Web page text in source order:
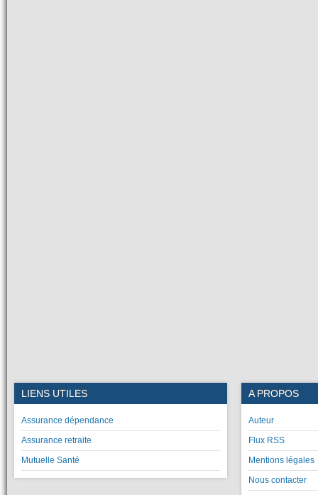
LIENS UTILES
Assurance dépendance
Assurance retraite
Mutuelle Santé
A PROPOS
Auteur
Flux RSS
Mentions légales
Nous contacter